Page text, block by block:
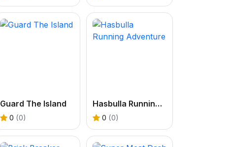
Guard The Island
0 (0)
Hasbulla Running Adventure
0 (0)